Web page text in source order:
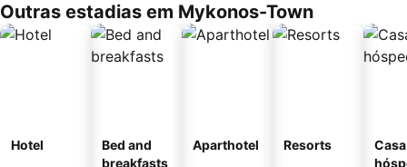
Outras estadias em Mykonos-Town
Hotel
Bed and
breakfasts
Aparthotel Resorts